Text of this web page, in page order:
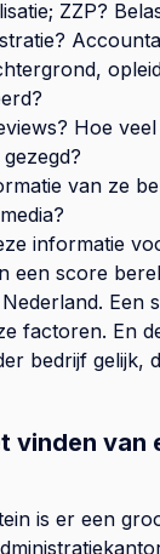
ZZP?
Hoe
van ze
informatie
een score
Een
factoren. En
bedrijf gelijk,
vinden van
is er een